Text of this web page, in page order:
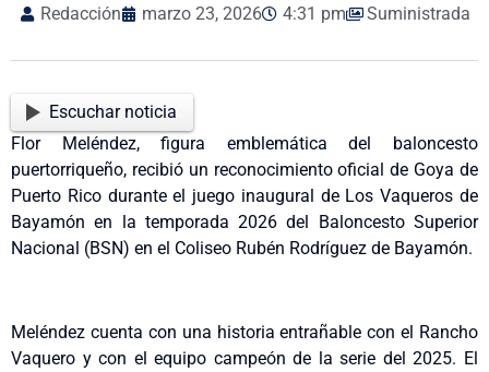
Redacción marzo 23, 2026 4:31 pm Suministrada
Escuchar noticia
Flor Meléndez, figura emblemática del baloncesto
puertorriqueño, recibió un reconocimiento oficial de Goya de
Puerto Rico durante el juego inaugural de Los Vaqueros de
Bayamón en la temporada 2026 del Baloncesto Superior
Nacional (BSN) en el Coliseo Rubén Rodríguez de Bayamón.
Meléndez cuenta con una historia entrañable con el Rancho
Vaquero y con el equipo campeón de la serie del 2025. El